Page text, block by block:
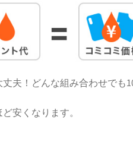
夫！どんな組み合わせでも
安くなります。